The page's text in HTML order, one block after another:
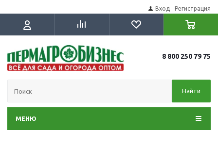
Вход Регистрация
8 800 250 79 75
Найти
МЕНЮ